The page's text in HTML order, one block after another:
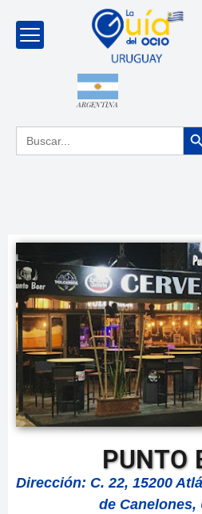
ARGENTINA
Buscar:
PUNTO
Dirección: C. 22, 15200
de Canelones,